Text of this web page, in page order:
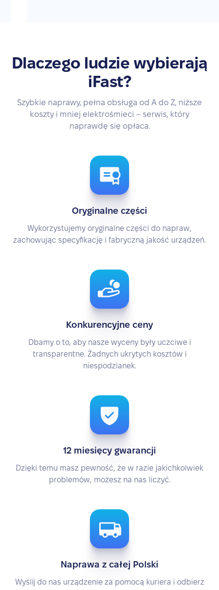
Dlaczego ludzie wybierają
iFast?
Szybkie naprawy, pełna obsługa od A do Z, niższe
koszty i mniej elektrośmieci – serwis, który
naprawdę się opłaca.
Oryginalne części
Wykorzystujemy oryginalne części do napraw,
zachowując specyfikację i fabryczną jakość urządzeń.
Konkurencyjne ceny
Dbamy o to, aby nasze wyceny były uczciwe i
transparentne. Żadnych ukrytych kosztów i
niespodzianek.
12 miesięcy gwarancji
Dzięki temu masz pewność, że w razie jakichkolwiek
problemów, możesz na nas liczyć.
Naprawa z całej Polski
Wyślij do nas urządzenie za pomocą kuriera i odbierz